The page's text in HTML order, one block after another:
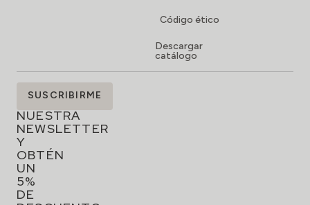
Código ético
Descargar
catálogo
SUSCRÍBETE
NUESTRA
NEWSLETTER
Y
OBTÉN
UN
5%
DE
SUSCRIBIRME